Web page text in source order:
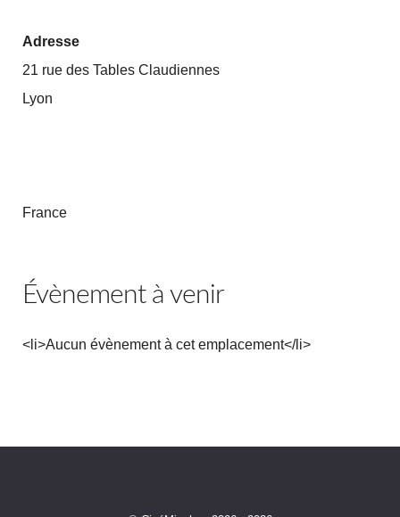
Adresse
21 rue des Tables Claudiennes
Lyon
France
Évènement à venir
<li>Aucun évènement à cet emplacement</li>